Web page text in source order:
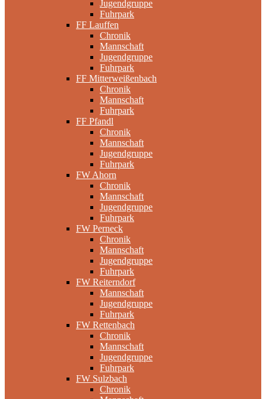
Jugendgruppe
Fuhrpark
FF Lauffen
Chronik
Mannschaft
Jugendgruppe
Fuhrpark
FF Mitterweißenbach
Chronik
Mannschaft
Fuhrpark
FF Pfandl
Chronik
Mannschaft
Jugendgruppe
Fuhrpark
FW Ahorn
Chronik
Mannschaft
Jugendgruppe
Fuhrpark
FW Perneck
Chronik
Mannschaft
Jugendgruppe
Fuhrpark
FW Reiterndorf
Mannschaft
Jugendgruppe
Fuhrpark
FW Rettenbach
Chronik
Mannschaft
Jugendgruppe
Fuhrpark
FW Sulzbach
Chronik